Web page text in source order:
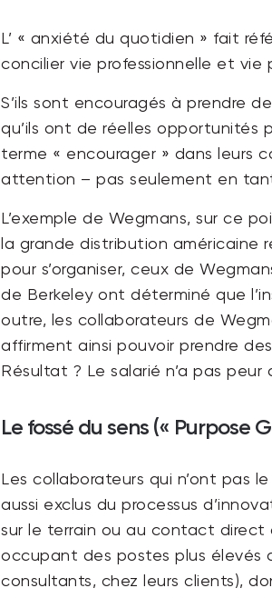
L’ « anxiété du quotidien » fait
concilier vie professionnelle et vie
S’ils sont encouragés à prendre
qu’ils ont de réelles opportunités
terme « encourager » dans leurs
attention – pas seulement en
L’exemple de Wegmans, sur ce
la grande distribution américaine
pour s’organiser, ceux de
de Berkeley ont déterminé que
outre, les collaborateurs de
affirment ainsi pouvoir prendre
Résultat ? Le salarié n’a pas
Le fossé du sens (« Purpose
Les collaborateurs qui n’ont pas
aussi exclus du processus
sur le terrain ou au contact direct
occupant des postes plus élevés
consultants, chez leurs clients),